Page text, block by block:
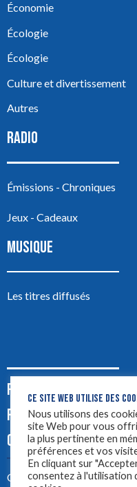
Économie
Écologie
Écologie
Culture et divertissement
Autres
RADIO
Émissions - Chroniques
Jeux - Cadeaux
MUSIQUE
Les titres diffusés
PODCASTS
PUB
CONTACT
Créez votre site avec
CE SITE WEB UTILISE DES
Nous utilisons des
site Web pour vous
la plus pertinente en
préférences et vos
En cliquant sur
consentez à l'utilisation